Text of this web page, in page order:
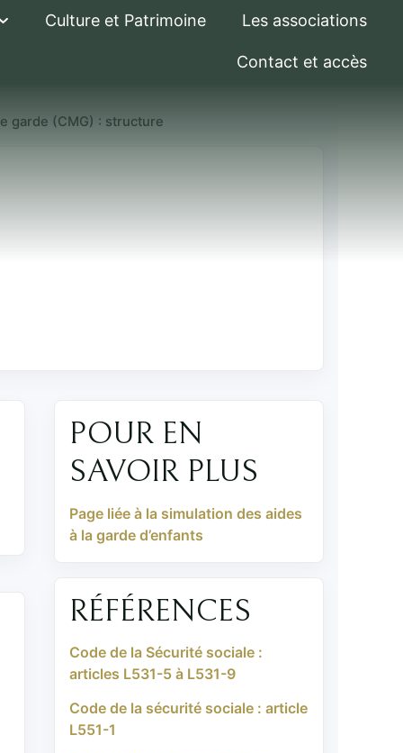
Culture et Patrimoine Les associations
Contact et accès
garde (CMG) : structure
de garde
POUR EN
SAVOIR PLUS
Page liée à la simulation des aides
à la garde d’enfants
RÉFÉRENCES
Code de la Sécurité sociale :
articles L531-5 à L531-9
Code de la sécurité sociale : article
L551-1